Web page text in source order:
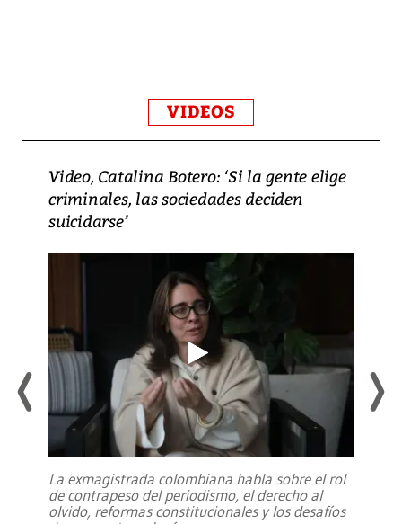
VIDEOS
Video, Catalina Botero: ‘Si la gente elige
criminales, las sociedades deciden
suicidarse’
La exmagistrada colombiana habla sobre el rol
de contrapeso del periodismo, el derecho al
olvido, reformas constitucionales y los desafíos